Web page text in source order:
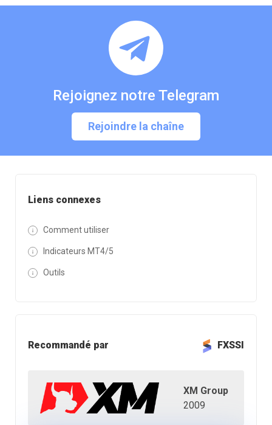
Liens connexes
Comment utiliser
Indicateurs MT4/5
Outils
Recommandé par FXSSI
XM Group
2009
Rejoignez notre Telegram
Rejoindre la chaîne